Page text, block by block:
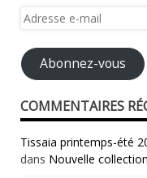
Adresse
mail
Abonnez-vous
COMMENTAIRES
Tissaia printemps-été
dans Nouvelle